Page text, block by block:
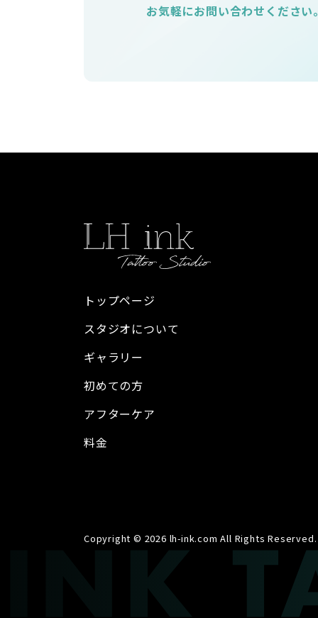
お気軽にお問い合わせください
トップページ
スタジオについて
ギャラリー
初めての方
アフターケア
料金
Copyright © 2026 lh-ink.com All Rights Reserved.